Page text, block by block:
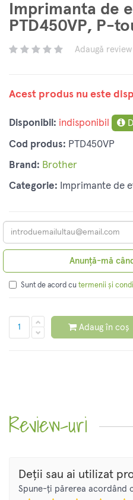
Imprimanta de
PTD450VP, P-
Adaugă review
Acest produs nu este
Disponibil: indisponibil
Cod produs: PTD450VP
Brand: Brother
Categorie: Imprimante de
Anunță-mă
Sunt de acord cu termenii și
Adaug în coș
Review-uri
Deții sau ai utilizat
Spune-ți părerea acordând